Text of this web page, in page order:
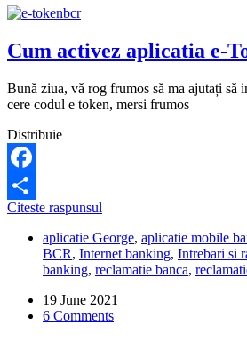
Cum activez aplicatia e-
Bună ziua, vă rog frumos să ma ajutați să
cere codul e token, mersi frumos
Distribuie
Facebook
Share
Citeste raspunsul
aplicatia
e-
Token
aplicatie George, aplicatie mobile
BCR, Internet banking, Intrebari si
banking, reclamatie banca,
19 June 2021
6 Comments